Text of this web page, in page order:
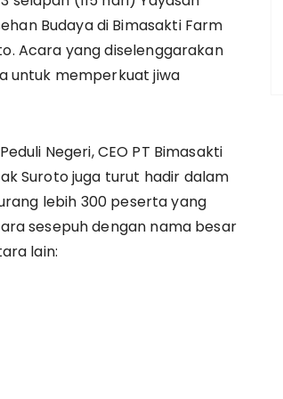
Budaya di Bimasakti Farm
Acara yang diselenggarakan
untuk memperkuat jiwa
Negeri, CEO PT Bimasakti
Suroto juga turut hadir dalam
lebih 300 peserta yang
sesepuh dengan nama besar
lain: